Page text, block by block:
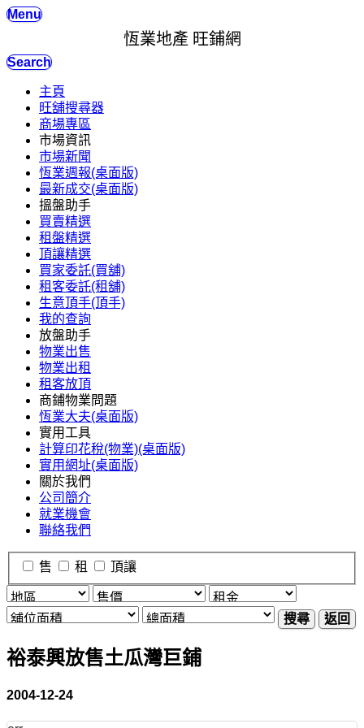
Menu
恆業地產 旺鋪網
Search
主頁
旺舖搜尋器
商場專區
市場資訊
市場新聞
恆業週報(桌面版)
最新成交(桌面版)
搵盤助手
買賣精選
租盤精選
頂讓精選
買家委託(買舖)
租客委託(租舖)
生意頂手(頂手)
我的查詢
放盤助手
物業出售
物業出租
租客放頂
商鋪物業問題
恆業大夫(桌面版)
實用工具
計算印花稅(物業)(桌面版)
實用網址(桌面版)
關於我們
公司簡介
就業機會
聯絡我們
售 租 頂讓
搜尋 返回
裕泰興放售土瓜灣巨鋪
2004-12-24